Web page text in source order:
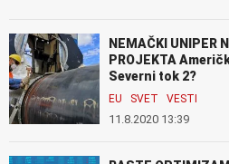
NEMAČKI UNIPER
PROJEKTA
Severni tok 2?
EU SVET VESTI
11.8.2020 13:39